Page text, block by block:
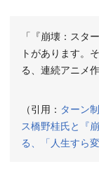
「『崩壊：スタ
トがあります。
る、連続アニメ
（引用： ターン
ス橋野桂氏と『
る、「人生すら